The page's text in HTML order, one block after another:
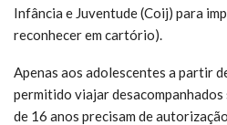
Infância e Juventude (Coij) para
reconhecer em cartório).
Apenas aos adolescentes a partir
permitido viajar
de 16 anos precisam de